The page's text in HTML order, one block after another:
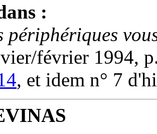
:
périphériques
février 1994,
, et idem n° 7